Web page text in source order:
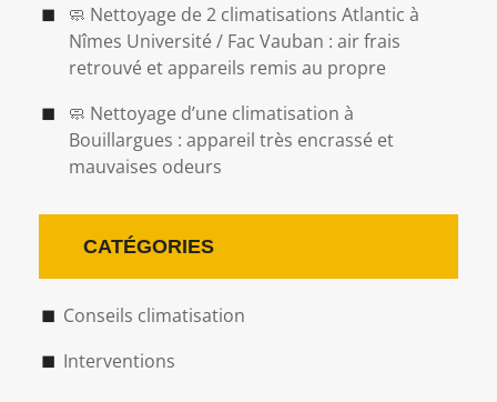
🧼 Nettoyage de 2 climatisations Atlantic à
Nîmes Université / Fac Vauban : air frais
retrouvé et appareils remis au propre
🧼 Nettoyage d’une climatisation à
Bouillargues : appareil très encrassé et
mauvaises odeurs
CATÉGORIES
Conseils climatisation
Interventions